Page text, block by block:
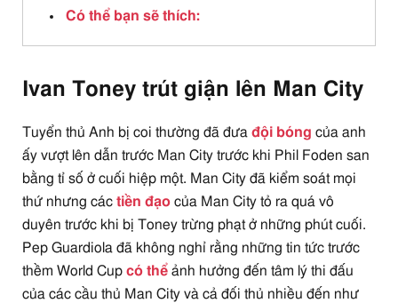
Có thể bạn sẽ thích:
Ivan Toney trút giận lên Man City
Tuyển thủ Anh bị coi thường đã đưa đội bóng của anh
ấy vượt lên dẫn trước Man City trước khi Phil Foden san
bằng tỉ số ở cuối hiệp một. Man City đã kiểm soát mọi
thứ nhưng các tiền đạo của Man City tỏ ra quá vô
duyên trước khi bị Toney trừng phạt ở những phút cuối.
Pep Guardiola đã không nghỉ rằng những tin tức trước
thềm World Cup có thể ảnh hưởng đến tâm lý thi đấu
của các cầu thủ Man City và cả đối thủ nhiều đến như